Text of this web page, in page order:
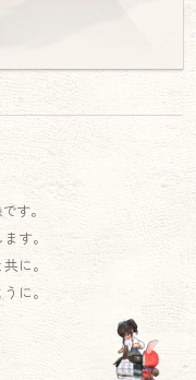
す。
す。
に。
に。